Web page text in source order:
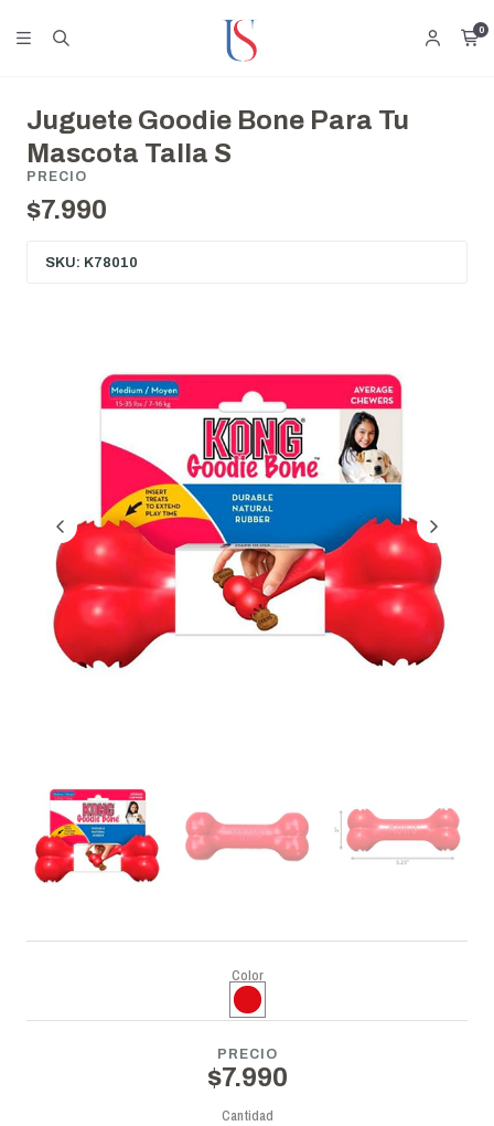
0
Juguete Goodie Bone Para Tu
Mascota Talla S
PRECIO
$7.990
SKU: K78010
Color
PRECIO
$7.990
Cantidad